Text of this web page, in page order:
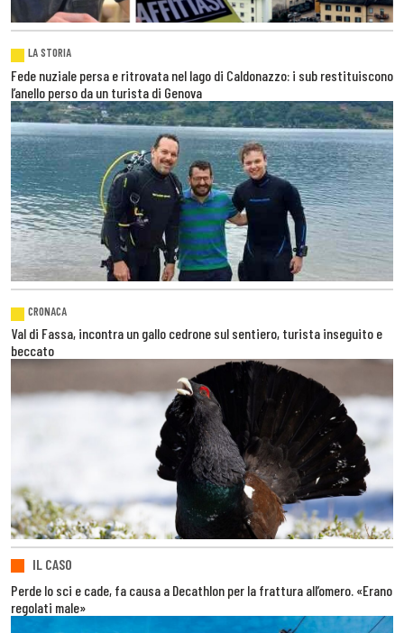
LA STORIA
Fede nuziale persa e ritrovata nel lago di Caldonazzo: i sub restituiscono
l’anello perso da un turista di Genova
CRONACA
Val di Fassa, incontra un gallo cedrone sul sentiero, turista inseguito e
beccato
IL CASO
Perde lo sci e cade, fa causa a Decathlon per la frattura all’omero. «Erano
regolati male»